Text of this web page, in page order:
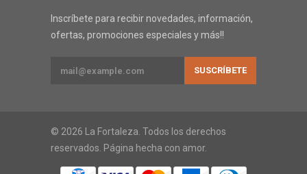
Inscríbete para recibir novedades, información,
ofertas, promociones especiales y más!!
© 2026 La Fortaleza. Todos los derechos
reservados. Página hecha con amor.